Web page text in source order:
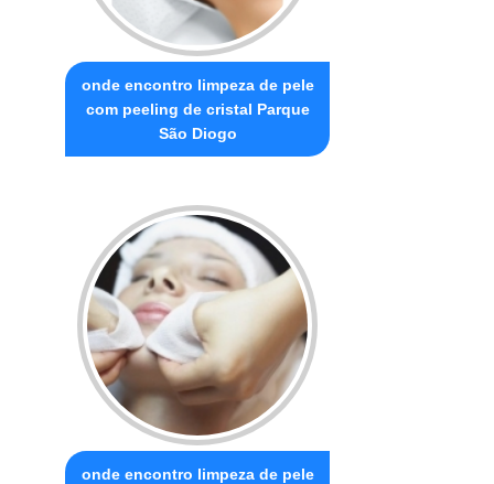
onde encontro limpeza de pele
com peeling de cristal Parque
São Diogo
onde encontro limpeza de pele